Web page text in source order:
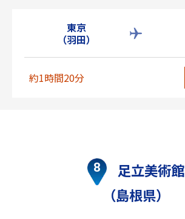
東京
（羽田）
約1時間20分
足立美術館
（島根県）